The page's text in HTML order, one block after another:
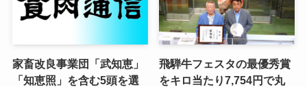
家畜改良事業団「武知恵」
「知恵照」を含む5頭を選
飛騨牛フェスタの最優秀賞
をキロ当たり7,754円で丸